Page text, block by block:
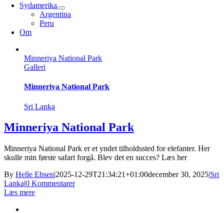
Sydamerika
Argentina
Peru
Om
Minneriya National Park
Galleri
Minneriya National Park
Sri Lanka
Minneriya National Park
Minneriya National Park er et yndet tilholdssted for elefanter. Her
skulle min første safari forgå. Blev det en succes? Læs her
By Helle Ebsen|2025-12-29T21:34:21+01:00december 30, 2025|Sri
Lanka|0 Kommentarer
Læs mere